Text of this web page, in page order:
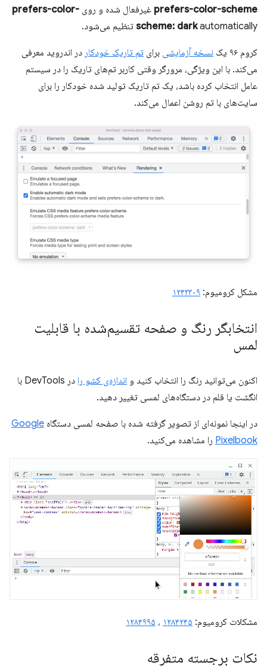
prefers-color-scheme غیرفعال شده و روی prefers-color-
scheme: darkautomatically تنظیم می‌شود.
کروم ۹۶ یک نسخه آزمایشی برای تم تاریک خودکار در اندروید معرفی
می‌کند. با این ویژگی، مرورگر وقتی کاربر تم‌های تاریک را در سیستم
عامل انتخاب کرده باشد، یک تم تاریک تولید شده خودکار را برای
سایت‌های با تم روشن اعمال می‌کند.
مشکل کرومیوم: ۱۲۴۳۳۰۹
انتخابگر رنگ و صفحه تقسیم‌شده با قابلیت
لمس
اکنون می‌توانید رنگ را انتخاب کنید و اندازه‌ی کشو را
در DevTools با
انگشت یا قلم در دستگاه‌های لمسی تغییر دهید.
در اینجا نمونه‌ای از تصویر گرفته شده با صفحه لمسی دستگاه Google
Pixelbook را مشاهده می‌کنید.
مشکلات کرومیوم: ۱۲۸۴۲۴۵ ، ۱۲۸۴۹۹۵
نکات برجسته متفرقه